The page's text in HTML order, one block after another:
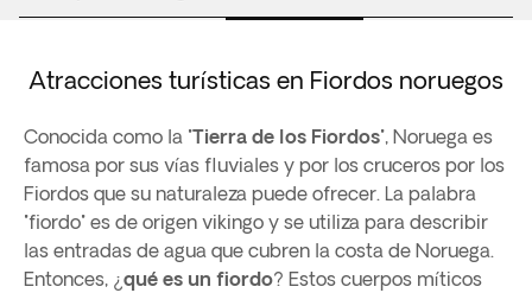
Atracciones turísticas en Fiordos noruegos
Conocida como la "Tierra de los Fiordos", Noruega es
famosa por sus vías fluviales y por los cruceros por los
Fiordos que su naturaleza puede ofrecer. La palabra
"fiordo" es de origen vikingo y se utiliza para describir
las entradas de agua que cubren la costa de Noruega.
Entonces, ¿qué es un fiordo? Estos cuerpos míticos